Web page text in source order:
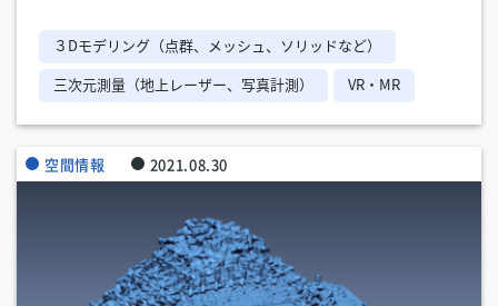
３Dモデリング（点群、メッシュ、ソリッドなど）
三次元測量（地上レーザー、写真計測） VR・MR
空間情報 2021.08.30